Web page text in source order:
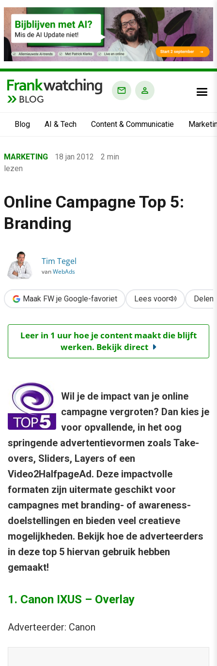
BLOG
Blog AI & Tech Content & Communicatie
›
Marketing
›
MARKETING 18 jan 2012
2 min
lezen
Online Campagne Top 5:
Branding
Tim Tegel
vanWebAds
Maak FW je Google-favoriet Lees voor Delen
Leer in 1 uur hoe je content maakt die blijft
werken. Bekijk direct
Wil je de impact van je online
campagne vergroten? Dan kies je
voor opvallende, in het oog
springende advertentievormen zoals Take-
overs, Sliders, Layers of een
Video2HalfpageAd. Deze impactvolle
formaten zijn uitermate geschikt voor
campagnes met branding- of awareness-
doelstellingen en bieden veel creatieve
mogelijkheden. Bekijk hoe de adverteerders
in deze top 5 hiervan gebruik hebben
gemaakt!
1. Canon IXUS – Overlay
Adverteerder: Canon